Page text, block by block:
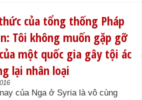
của tổng thống Pháp
Tôi không muốn gặp gỡ
một quốc gia gây tội ác
lại nhân loại
của Nga ở Syria là vô cùng